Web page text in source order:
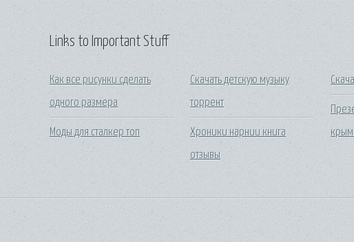
Links to Important Stuff
Как все рисунки сделать
одного размера
Моды для сталкер топ
Скачать детскую музыку
торрент
Хроники нарнии книга
отзывы